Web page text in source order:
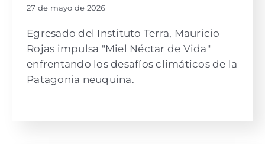
27 de mayo de 2026
Egresado del Instituto Terra, Mauricio
Rojas impulsa "Miel Néctar de Vida"
enfrentando los desafíos climáticos de la
Patagonia neuquina.